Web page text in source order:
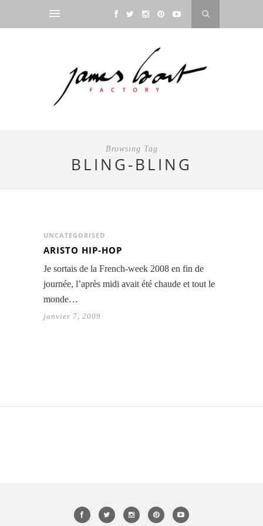
Browsing Tag
BLING-BLING
UNCATEGORISED
ARISTO HIP-HOP
Je sortais de la French-week 2008 en fin de
journée, l’après midi avait été chaude et tout le
monde…
janvier 7, 2009